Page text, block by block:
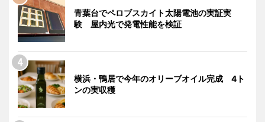
青葉台でペロブスカイト太陽電池の実証実
験 屋内光で発電性能を検証
横浜・鴨居で今年のオリーブオイル完成 4ト
ンの実収穫